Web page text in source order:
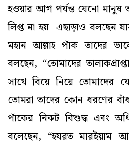
হওয়ার আগ পর্যন্ত যেনো মানুষ
লিপ্ত না হয়। এছাড়াও বলছেন
মহান আল্লাহ পাঁক তাদের
বলছেন, “তোমাদের
সাথে বিয়ে নিয়ে তোমাদের
তোমরা তাদের কোন ধরণের
পাঁকের নিকট বিশুদ্ধ এবং
বলেছেন, “হযরত মারইয়াম